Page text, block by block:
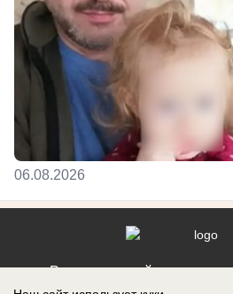
06.08.2026
Реклама на сайте